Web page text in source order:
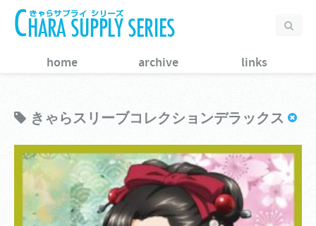
home archive links
きゃらスリーブコレクションデラックス